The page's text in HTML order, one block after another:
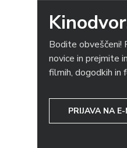
Bodite obveščeni!
novice in prejmite
filmih, dogodkih in
PRIJAVA NA